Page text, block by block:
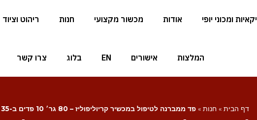
ומכוני יופי אודות מכשור מקצועי חנות ריהוט וציוד
המלצות אישורים EN בלוג צרו קשר
דף הבית » חנות »פד ממברנה לטיפול במכשיר קריוליפוליז – 80 גר׳ 10 פדים ב-35 ש״ח/יח׳